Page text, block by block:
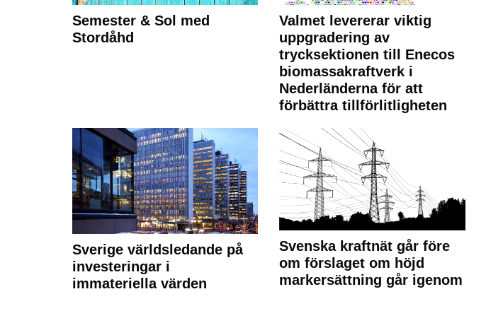
Semester & Sol med
Stordåhd
Valmet levererar viktig
uppgradering av
trycksektionen till Enecos
biomassakraftverk i
Nederländerna för att
förbättra tillförlitligheten
Sverige världsledande på
investeringar i
immateriella värden
Svenska kraftnät går före
om förslaget om höjd
markersättning går igenom